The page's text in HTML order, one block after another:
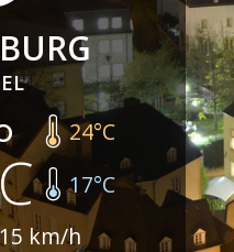
24°C
17°C
15 km/h